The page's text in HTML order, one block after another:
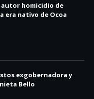
homicidio de
era nativo de Ocoa
exgobernadora y
Bello